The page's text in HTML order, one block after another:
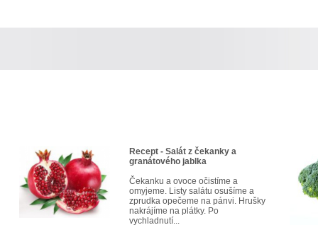
Recept - Salát z čekanky a
granátového jablka
Čekanku a ovoce očistíme a
omyjeme. Listy salátu osušíme a
zprudka opečeme na pánvi. Hrušky
nakrájíme na plátky. Po
vychladnutí...